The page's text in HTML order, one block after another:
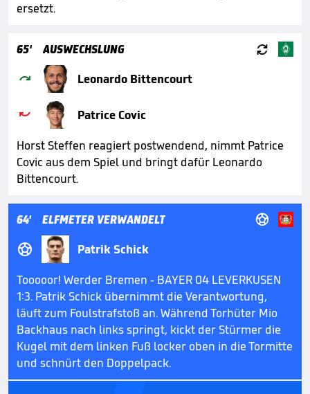
ersetzt.
65' AUSWECHSLUNG 
 Leonardo Bittencourt

Patrice Covic
Horst Steffen reagiert postwendend, nimmt Patrice
Covic aus dem Spiel und bringt dafür Leonardo
Bittencourt.
64' ELFMETER VERWANDELT 

Patrik Schick
Tooooor! Werder Bremen - BAYER 04 LEVERKUSEN
1:3. Patrik Schick übernimmt die Verantwortung,
läuft zum Foulstrafstoß an. Während Torhüter Mio
Backhaus nach links springt, kickt der Stürmer die
Kugel mit dem linken Fuß locker oben in die Tormitte
und schnürt den Doppelpack.